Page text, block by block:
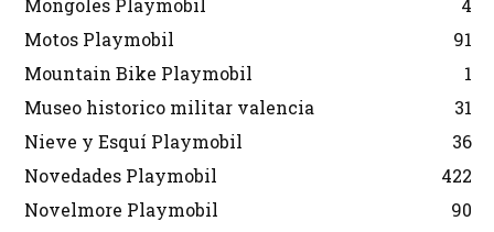
Motos Playmobil
91
Mountain Bike Playmobil
1
Museo historico militar valencia
31
Nieve y Esquí Playmobil
36
Novedades Playmobil
422
Novelmore Playmobil
90